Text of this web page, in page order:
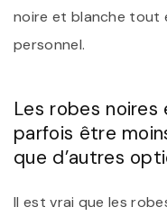
noire et blanche tout
personnel.
Les robes
parfois être
que d’autres
Il est vrai que les